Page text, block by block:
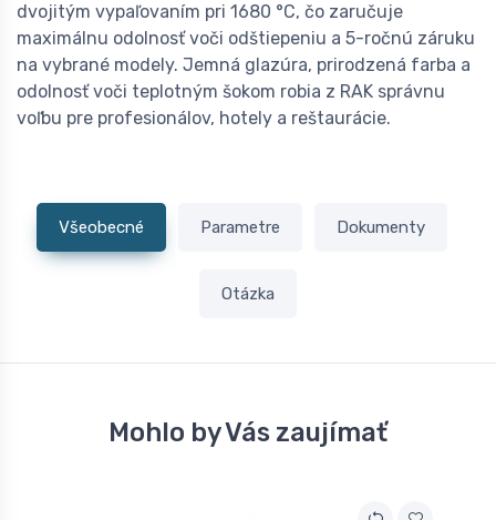
dvojitým vypaľovaním pri 1680 °C, čo zaručuje
maximálnu odolnosť voči odštiepeniu a 5-ročnú záruku
na vybrané modely. Jemná glazúra, prirodzená farba a
odolnosť voči teplotným šokom robia z RAK správnu
voľbu pre profesionálov, hotely a reštaurácie.
Všeobecné Parametre Dokumenty
Otázka
Mohlo by Vás zaujímať